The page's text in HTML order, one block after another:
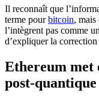
Il reconnaît que
terme pourbitcoin, mais
l’intègrent pas comme
d’expliquer la correction
Ethereum met
post-quantique